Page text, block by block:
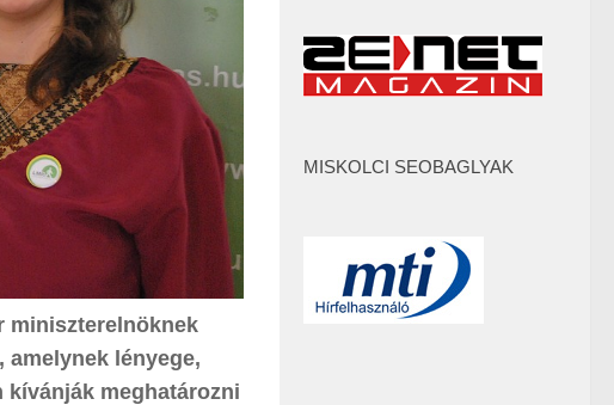
miniszterelnöknek
lényege,
kívánják meghatározni
MISKOLCI SEOBAGLYAK